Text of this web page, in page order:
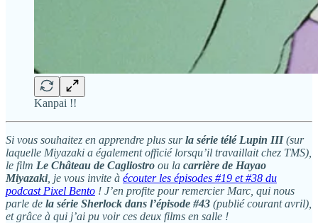
Kanpai !!
Si vous souhaitez en apprendre plus surla série télé Lupin III(sur
laquelle Miyazaki a également officié lorsqu’il travaillait chez TMS),
le film Le Château de Cagliostro ou la carrière de Hayao
Miyazaki, je vous invite à écouter les épisodes #19 et #38 du
podcast Pixel Bento ! J’en profite pour remercier Marc, qui nous
parle de la série Sherlock dans l’épisode #43 (publié courant avril),
et grâce à qui j’ai pu voir ces deux films en salle !